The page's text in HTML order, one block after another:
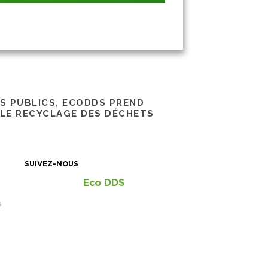
PUBLICS, ECODDS PREND
RECYCLAGE DES DÉCHETS
SUIVEZ-NOUS
Eco DDS